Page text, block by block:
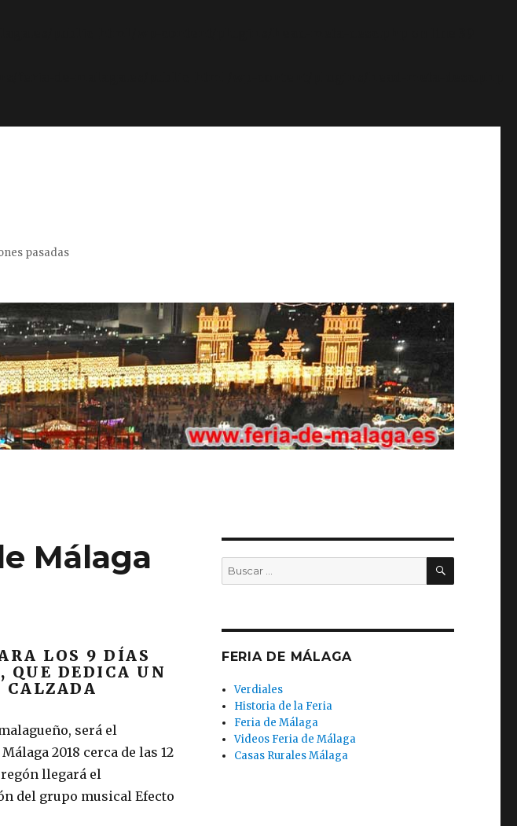
pasadas
Málaga
LOS 9 DÍAS
QUE DEDICA UN
CALZADA
será el
2018 cerca de las 12
llegará el
del grupo musical Efecto
Buscar
por:
BUSCAR
FERIA DE MÁLAGA
Verdiales
Historia de la Feria
Feria de Málaga
Videos Feria de Málaga
Casas Rurales Málaga